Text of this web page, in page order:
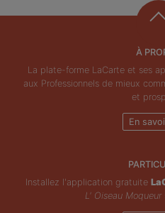
À
La plate-forme LaCarte et ses
aux Professionnels de mieux
et
En
Installez l'application gratuite
L' Oiseau Moqueur